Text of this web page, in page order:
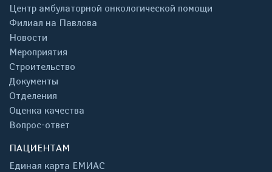
Центр амбулаторной онкологической помощи
Филиал на Павлова
Новости
Мероприятия
Строительство
Документы
Отделения
Оценка качества
Вопрос-ответ
ПАЦИЕНТАМ
Единая карта ЕМИАС